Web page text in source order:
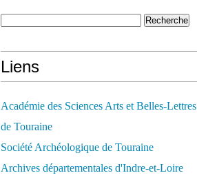
Liens
Académie des Sciences Arts et Belles-Lettres
de Touraine
Société Archéologique de Touraine
Archives départementales d'Indre-et-Loire